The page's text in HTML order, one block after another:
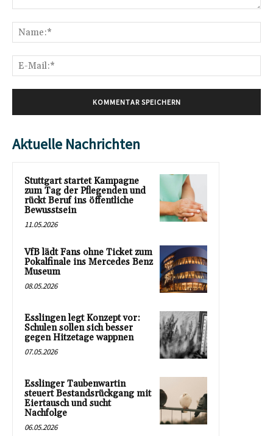
Aktuelle Nachrichten
Stuttgart startet Kampagne
zum Tag der Pflegenden und
rückt Beruf ins öffentliche
Bewusstsein
11.05.2026
VfB lädt Fans ohne Ticket zum
Pokalfinale ins Mercedes Benz
Museum
08.05.2026
Esslingen legt Konzept vor:
Schulen sollen sich besser
gegen Hitzetage wappnen
07.05.2026
Esslinger Taubenwartin
steuert Bestandsrückgang mit
Eiertausch und sucht
Nachfolge
06.05.2026